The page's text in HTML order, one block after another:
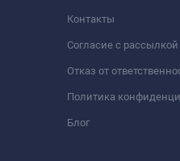
Контакты
Согласие с рассылкой
Отказ от
Политика
Блог